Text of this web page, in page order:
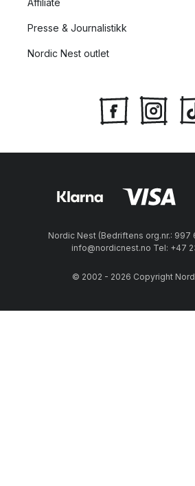
Affiliate
Presse & Journalistikk
Nordic Nest outlet
Nordic Nest (Bedriftens org.nr.: 997
info@nordicnest.no Tel: +47
© 2002 - 2026 Copyright